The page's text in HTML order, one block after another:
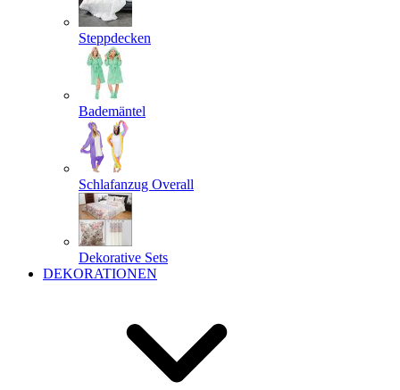
Steppdecken
Bademäntel
Schlafanzug Overall
Dekorative Sets
DEKORATIONEN